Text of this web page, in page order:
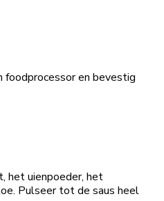
foodprocessor en bevestig
het uienpoeder, het
Pulseer tot de saus heel